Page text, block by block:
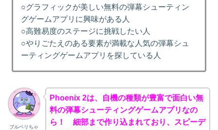
○グラフィックが美しい無料の弾幕シューティン
グゲームアプリに興味がある人
○高難易度のステージに挑戦したい人
○やりごたえのある要素が満載な人気の弾幕シュ
ーティングゲームアプリを探している人
ブルベリちゃ
Phoenix 2は、自機の種類が豊富で面白い無
料の弾幕シューティングゲームアプリなの
ら！ 細部まで作り込まれており、スピーデ